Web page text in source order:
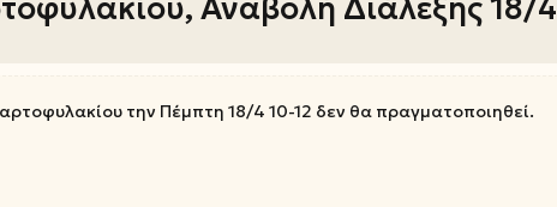
Αναβολή Διάλεξης 18/4
την Πέμπτη 18/4 10-12 δεν θα πραγματοποιηθεί.